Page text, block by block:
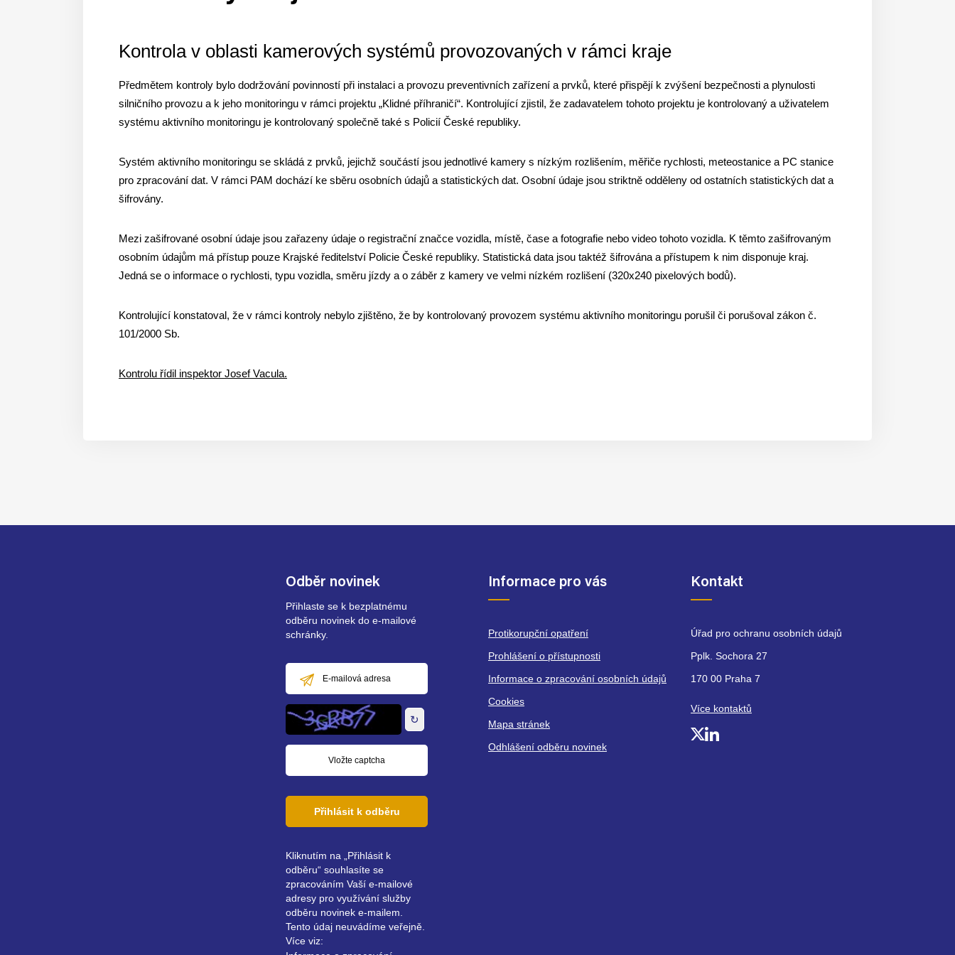
Kontrola v oblasti kamerových systémů provozovaných v rámci kraje
Předmětem kontroly bylo dodržování povinností při instalaci a provozu preventivních zařízení a prvků, které přispějí k zvýšení bezpečnosti a plynulosti
silničního provozu a k jeho monitoringu v rámci projektu „Klidné příhraničí“. Kontrolující zjistil, že zadavatelem tohoto projektu je kontrolovaný a uživatelem
systému aktivního monitoringu je kontrolovaný společně také s Policií České republiky.
Systém aktivního monitoringu se skládá z prvků, jejichž součástí jsou jednotlivé kamery s nízkým rozlišením, měřiče rychlosti, meteostanice a PC stanice
pro zpracování dat. V rámci PAM dochází ke sběru osobních údajů a statistických dat. Osobní údaje jsou striktně odděleny od ostatních statistických dat a
šifrovány.
Mezi zašifrované osobní údaje jsou zařazeny údaje o registrační značce vozidla, místě, čase a fotografie nebo video tohoto vozidla. K těmto zašifrovaným
osobním údajům má přístup pouze Krajské ředitelství Policie České republiky. Statistická data jsou taktéž šifrována a přístupem k nim disponuje kraj.
Jedná se o informace o rychlosti, typu vozidla, směru jízdy a o záběr z kamery ve velmi nízkém rozlišení (320x240 pixelových bodů).
Kontrolující konstatoval, že v rámci kontroly nebylo zjištěno, že by kontrolovaný provozem systému aktivního monitoringu porušil či porušoval zákon č.
101/2000 Sb.
Kontrolu řídil inspektor Josef Vacula.
Odběr novinek
Přihlaste se k bezplatnému
odběru novinek do e-mailové
schránky.
mailová
adresa
↻
Přihlásit k odběru
Kliknutím na „Přihlásit k
odběru“ souhlasíte se
zpracováním Vaší e-mailové
adresy pro využívání služby
odběru novinek e-mailem.
Tento údaj neuvádíme veřejně.
Více viz:
Informace pro vás
Protikorupční opatření
Prohlášení o přístupnosti
Informace o zpracování osobních údajů
Cookies
Mapa stránek
Odhlášení odběru novinek
Kontakt
Úřad pro ochranu osobních údajů
Pplk. Sochora 27
170 00 Praha 7
Více kontaktů